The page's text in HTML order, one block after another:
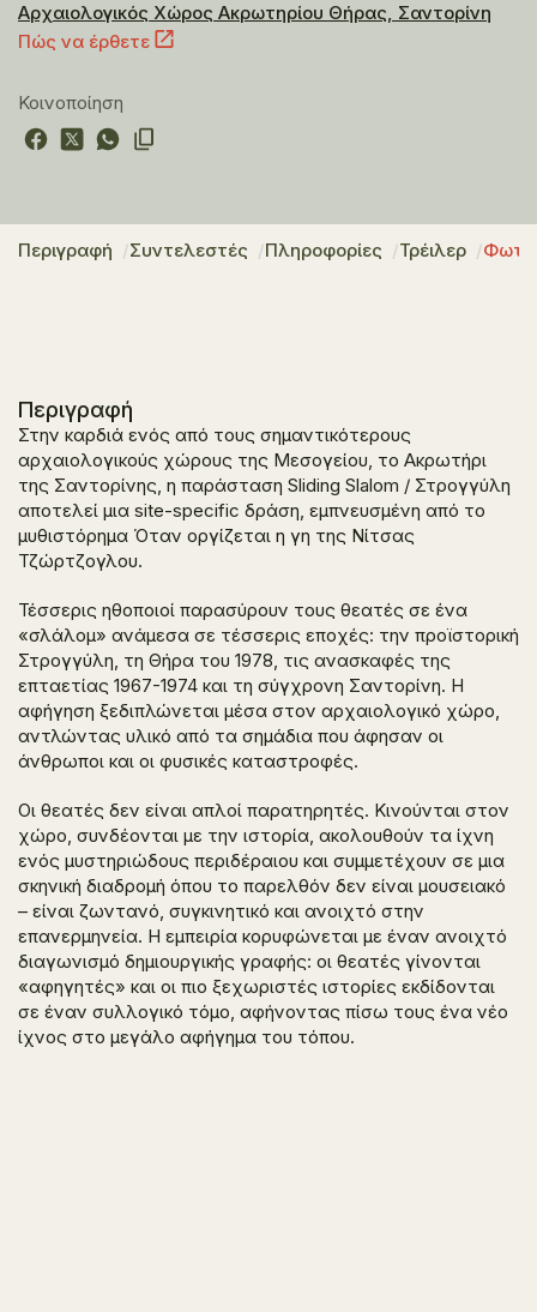
Αρχαιολογικός Χώρος Ακρωτηρίου Θήρας, Σαντορίνη
Πώς να έρθετε
Κοινοποίηση
Περιγραφή Συντελεστές Πληροφορίες Τρέιλερ
Περιγραφή
Στην καρδιά ενός από τους σημαντικότερους
αρχαιολογικούς χώρους της Μεσογείου, το Ακρωτήρι
της Σαντορίνης, η παράσταση Sliding Slalom / Στρογγύλη
αποτελεί μια site-specific δράση, εμπνευσμένη από το
μυθιστόρημα Όταν οργίζεται η γη της Νίτσας
Τζώρτζογλου.
Τέσσερις ηθοποιοί παρασύρουν τους θεατές σε ένα
«σλάλομ» ανάμεσα σε τέσσερις εποχές: την προϊστορική
Στρογγύλη, τη Θήρα του 1978, τις ανασκαφές της
επταετίας 1967-1974 και τη σύγχρονη Σαντορίνη. Η
αφήγηση ξεδιπλώνεται μέσα στον αρχαιολογικό χώρο,
αντλώντας υλικό από τα σημάδια που άφησαν οι
άνθρωποι και οι φυσικές καταστροφές.
Οι θεατές δεν είναι απλοί παρατηρητές. Κινούνται στον
χώρο, συνδέονται με την ιστορία, ακολουθούν τα ίχνη
ενός μυστηριώδους περιδέραιου και συμμετέχουν σε μια
σκηνική διαδρομή όπου το παρελθόν δεν είναι μουσειακό
– είναι ζωντανό, συγκινητικό και ανοιχτό στην
επανερμηνεία. Η εμπειρία κορυφώνεται με έναν ανοιχτό
διαγωνισμό δημιουργικής γραφής: οι θεατές γίνονται
«αφηγητές» και οι πιο ξεχωριστές ιστορίες εκδίδονται
σε έναν συλλογικό τόμο, αφήνοντας πίσω τους ένα νέο
ίχνος στο μεγάλο αφήγημα του τόπου.